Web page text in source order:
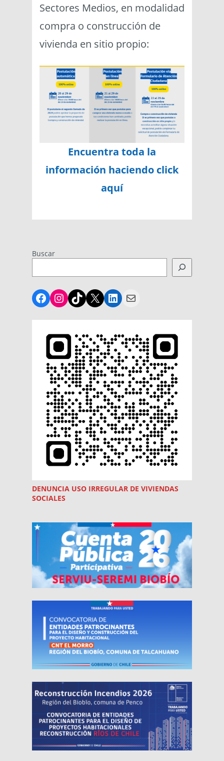
Sectores Medios, en modalidad
compra o construcción de
vivienda en sitio propio:
Encuentra toda la
información haciendo click
aquí
Buscar
Facebook
Instagram
TikTok
X LinkedIn
Mail
DENUNCIA USO IRREGULAR DE VIVIENDAS
SOCIALES